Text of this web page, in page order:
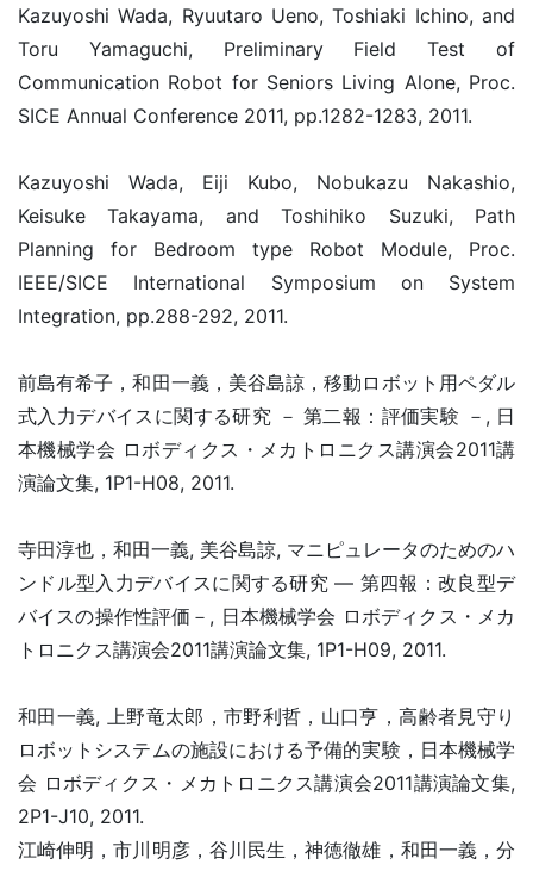
Kazuyoshi Wada, Ryuutaro Ueno, Toshiaki Ichino, and
Toru Yamaguchi, Preliminary Field Test of
Communication Robot for Seniors Living Alone, Proc.
SICE Annual Conference 2011, pp.1282-1283, 2011.
Kazuyoshi Wada, Eiji Kubo, Nobukazu Nakashio,
Keisuke Takayama, and Toshihiko Suzuki, Path
Planning for Bedroom type Robot Module, Proc.
IEEE/SICE International Symposium on System
Integration, pp.288-292, 2011.
前島有希子，和田一義，美谷島諒，移動ロボット用ペダル
式入力デバイスに関する研究 － 第二報：評価実験 －, 日
本機械学会 ロボディクス・メカトロニクス講演会2011講
演論文集, 1P1-H08, 2011.
寺田淳也，和田一義, 美谷島諒, マニピュレータのためのハ
ンドル型入力デバイスに関する研究 ― 第四報：改良型デ
バイスの操作性評価－, 日本機械学会 ロボディクス・メカ
トロニクス講演会2011講演論文集, 1P1-H09, 2011.
和田一義, 上野竜太郎，市野利哲，山口亨，高齢者見守り
ロボットシステムの施設における予備的実験，日本機械学
会 ロボディクス・メカトロニクス講演会2011講演論文集,
2P1-J10, 2011.
江崎伸明，市川明彦，谷川民生，神徳徹雄，和田一義，分